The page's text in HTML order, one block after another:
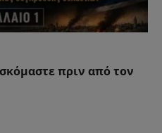
πριν από τον